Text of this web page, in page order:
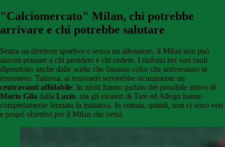
"Calciomercato" Milan, chi potrebbe
arrivare e chi potrebbe salutare
Senza un direttore sportivo e senza un allenatore, il Milan non può
ancora pensare a chi prendere e chi cedere. I rinforzi nei vari ruoli
dipendono anche dalle scelte che faranno color che arriveranno in
rossonero. Tuttavia, ai rossoneri servirebbe sicuramente un
centravanti affidabile. In molti hanno parlato del possibile arrivo di
Mario Gila dalla Lazio, ma gli esoneri di Tare ed Allegri hanno
completamente fermato la trattativa. In entrata, quindi, non ci sono veri
e propri obiettivi per il Milan che verrà.